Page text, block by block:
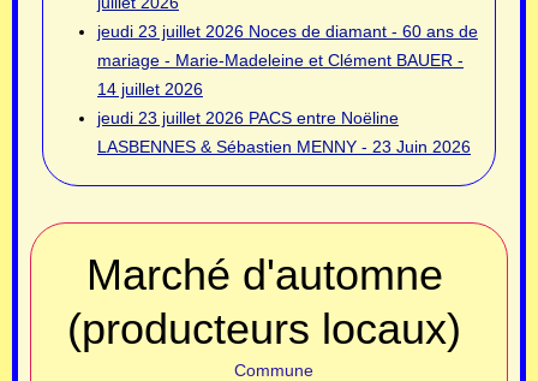
jeudi 23 juillet 2026 Noces de diamant - 60 ans de
mariage - Marie-Madeleine et Clément BAUER -
14 juillet 2026
jeudi 23 juillet 2026 PACS entre Noëline
LASBENNES & Sébastien MENNY - 23 Juin 2026
Marché d'automne
(producteurs locaux)
Commune